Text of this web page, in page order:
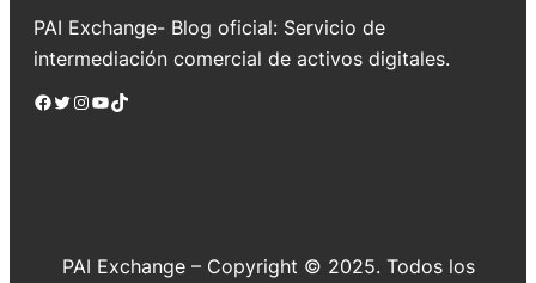
PAI Exchange- Blog oficial: Servicio de
intermediación comercial de activos digitales.
Facebook Twitter Instagram YouTube TikTok
PAI Exchange – Copyright © 2025. Todos los